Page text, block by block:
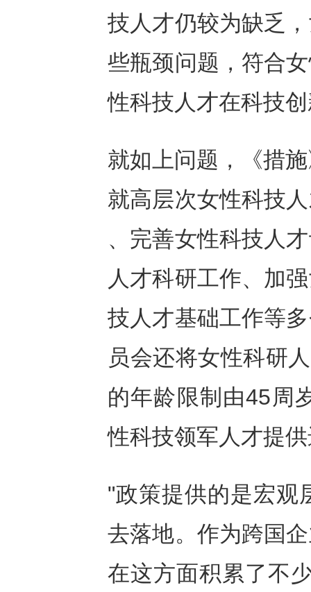
技人才仍较为缺乏
些瓶颈问题，符合
性科技人才在科技
就如上问题，《措
就高层次女性科技
、完善女性科技人
人才科研工作、加
技人才基础工作等
员会还将女性科研
的年龄限制由45周
性科技领军人才提
"政策提供的是宏观
去落地。作为跨国
在这方面积累了不